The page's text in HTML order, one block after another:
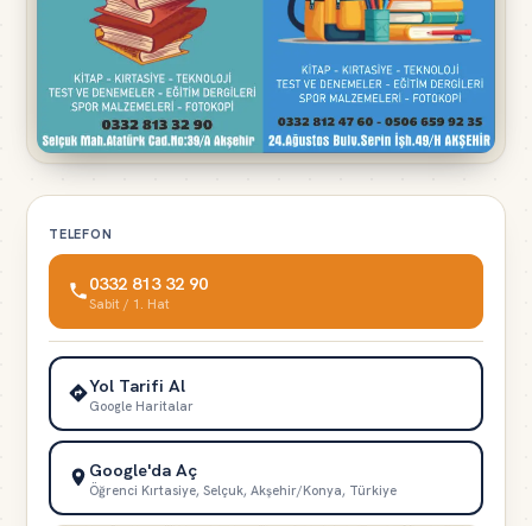
TELEFON
0332 813 32 90
Sabit / 1. Hat
Yol Tarifi Al
Google Haritalar
Google'da Aç
Öğrenci Kırtasiye, Selçuk, Akşehir/Konya, Türkiye